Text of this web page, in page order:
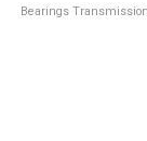
Bearings